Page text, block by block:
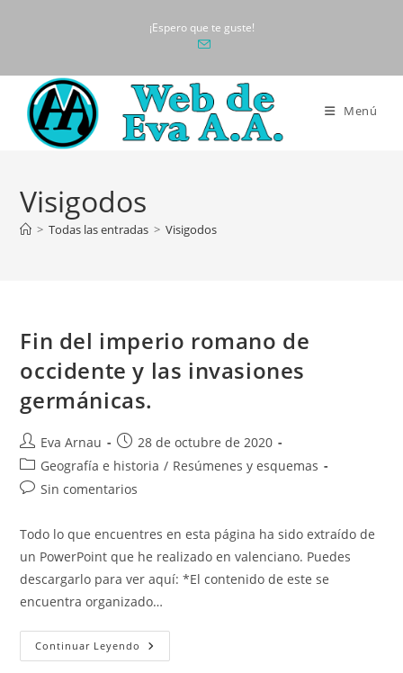
¡Espero que te guste!
Menú
Visigodos
> Todas las entradas > Visigodos
Fin del imperio romano de
occidente y las invasiones
germánicas.
Autor
de
la
entrada:
Eva Arnau
Publicación
de
entrada:
28 de octubre de 2020
Categoría
de
Geografía e historia / Resúmenes y esquemas
Comentarios
la
entrada:
Sin comentarios
Todo lo que encuentres en esta página ha sido extraído de
un PowerPoint que he realizado en valenciano. Puedes
descargarlo para ver aquí: *El contenido de este se
encuentra organizado…
Continuar Leyendo Fin
Del